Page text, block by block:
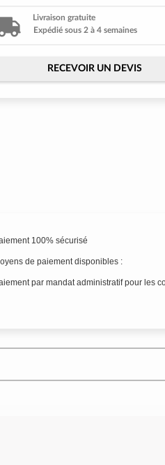
Livraison gratuite
Expédié sous 2 à 4 semaines
RECEVOIR UN DEVIS
100% sécurisé
de paiement disponibles :
par mandat administratif pour les